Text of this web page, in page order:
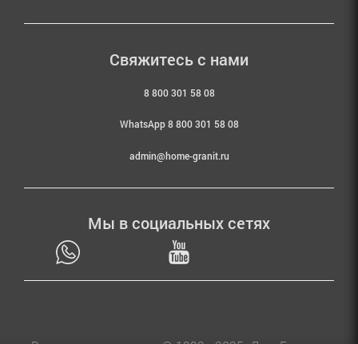
Свяжитесь с нами
8 800 301 58 08
WhatsApp 8 800 301 58 08
admin@home-granit.ru
Мы в социальных сетях